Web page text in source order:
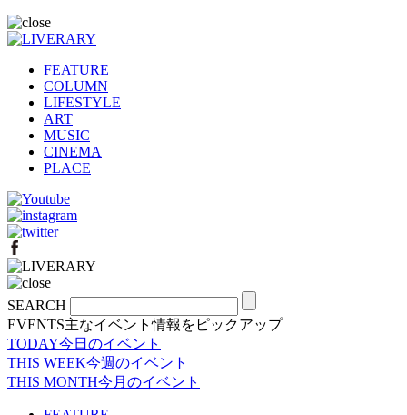
FEATURE
COLUMN
LIFESTYLE
ART
MUSIC
CINEMA
PLACE
SEARCH
EVENTS主なイベント情報をピックアップ
TODAY今日のイベント
THIS WEEK今週のイベント
THIS MONTH今月のイベント